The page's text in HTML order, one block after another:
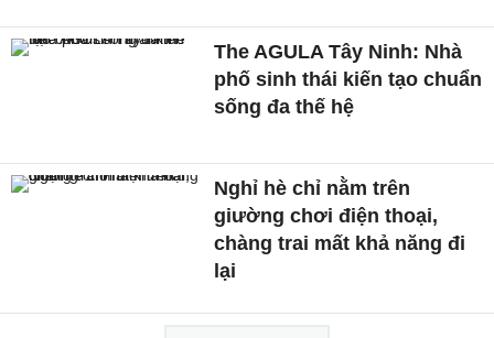
The AGULA Tây Ninh: Nhà
phố sinh thái kiến tạo chuẩn
sống đa thế hệ
Nghỉ hè chỉ nằm trên
giường chơi điện thoại,
chàng trai mất khả năng đi
lại